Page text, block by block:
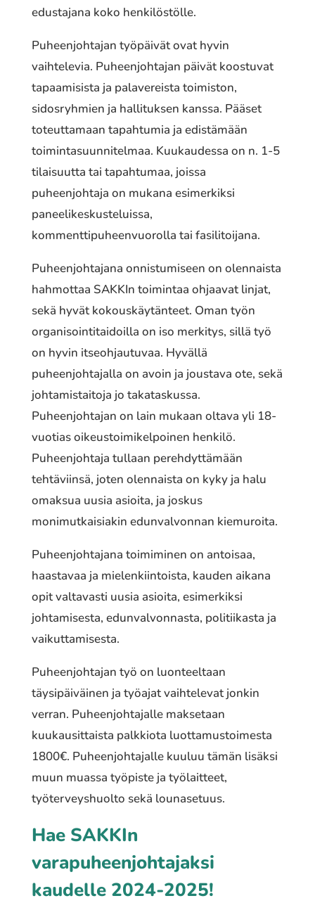
edustajana koko henkilöstölle.
Puheenjohtajan työpäivät ovat hyvin
vaihtelevia. Puheenjohtajan päivät koostuvat
tapaamisista ja palavereista toimiston,
sidosryhmien ja hallituksen kanssa. Pääset
toteuttamaan tapahtumia ja edistämään
toimintasuunnitelmaa. Kuukaudessa on n. 1-5
tilaisuutta tai tapahtumaa, joissa
puheenjohtaja on mukana esimerkiksi
paneelikeskusteluissa,
kommenttipuheenvuorolla tai fasilitoijana.
Puheenjohtajana onnistumiseen on olennaista
hahmottaa SAKKIn toimintaa ohjaavat linjat,
sekä hyvät kokouskäytänteet. Oman työn
organisointitaidoilla on iso merkitys, sillä työ
on hyvin itseohjautuvaa. Hyvällä
puheenjohtajalla on avoin ja joustava ote, sekä
johtamistaitoja jo takataskussa.
Puheenjohtajan on lain mukaan oltava yli 18-
vuotias oikeustoimikelpoinen henkilö.
Puheenjohtaja tullaan perehdyttämään
tehtäviinsä, joten olennaista on kyky ja halu
omaksua uusia asioita, ja joskus
monimutkaisiakin edunvalvonnan kiemuroita.
Puheenjohtajana toimiminen on antoisaa,
haastavaa ja mielenkiintoista, kauden aikana
opit valtavasti uusia asioita, esimerkiksi
johtamisesta, edunvalvonnasta, politiikasta ja
vaikuttamisesta.
Puheenjohtajan työ on luonteeltaan
täysipäiväinen ja työajat vaihtelevat jonkin
verran. Puheenjohtajalle maksetaan
kuukausittaista palkkiota luottamustoimesta
1800€. Puheenjohtajalle kuuluu tämän lisäksi
muun muassa työpiste ja työlaitteet,
työterveyshuolto sekä lounasetuus.
Hae SAKKIn
varapuheenjohtajaksi
kaudelle 2024-2025!